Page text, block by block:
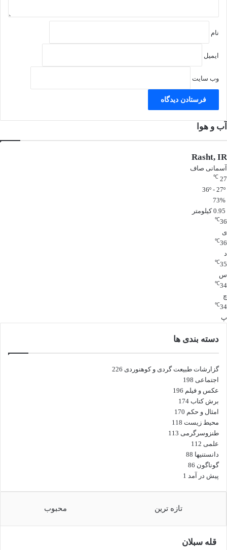
نام
ایمیل
وب‌ سایت
آب و هوا
Rasht, IR
آسمانی صاف
27
℃
73%
0.95 کیلومتر
36
℃
ی
36
℃
د
35
℃
س
34
℃
چ
34
℃
پ
دسته بندی ها
گزارشات طبیعت گردی و کوهنوردی 226
اجتماعی 198
عکس و فیلم 196
برش کتاب 174
امثال و حکم 170
محیط زیست 118
طنزوسرگرمی 113
علمی 112
دانستنیها 88
گوناگون 86
پیش در آمد 1
تازه ترین محبوب
قله سبلان